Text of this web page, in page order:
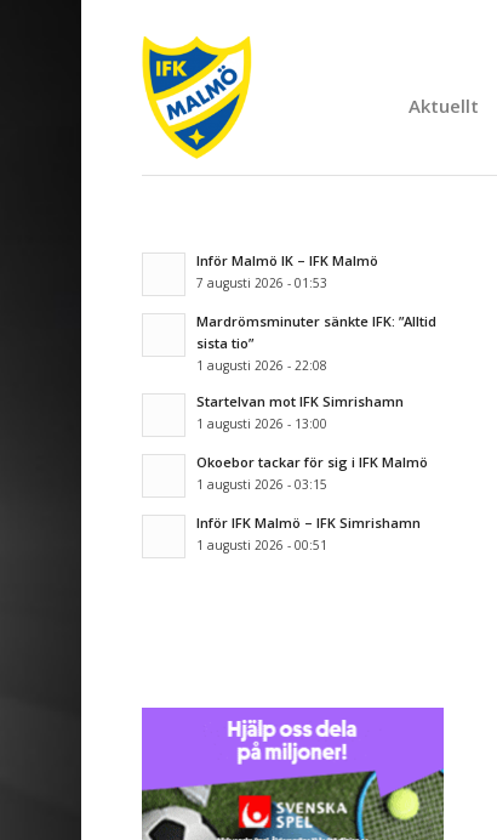
Aktuellt
Inför Malmö IK – IFK Malmö
7 augusti 2026 - 01:53
Mardrömsminuter sänkte IFK: ”Alltid
sista tio”
1 augusti 2026 - 22:08
Startelvan mot IFK Simrishamn
1 augusti 2026 - 13:00
Okoebor tackar för sig i IFK Malmö
1 augusti 2026 - 03:15
Inför IFK Malmö – IFK Simrishamn
1 augusti 2026 - 00:51